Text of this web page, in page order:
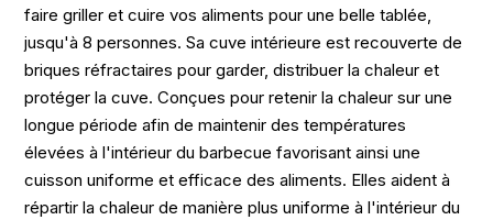
faire griller et cuire vos aliments pour une belle tablée,
jusqu'à 8 personnes. Sa cuve intérieure est recouverte de
briques réfractaires pour garder, distribuer la chaleur et
protéger la cuve. Conçues pour retenir la chaleur sur une
longue période afin de maintenir des températures
élevées à l'intérieur du barbecue favorisant ainsi une
cuisson uniforme et efficace des aliments. Elles aident à
répartir la chaleur de manière plus uniforme à l'intérieur du